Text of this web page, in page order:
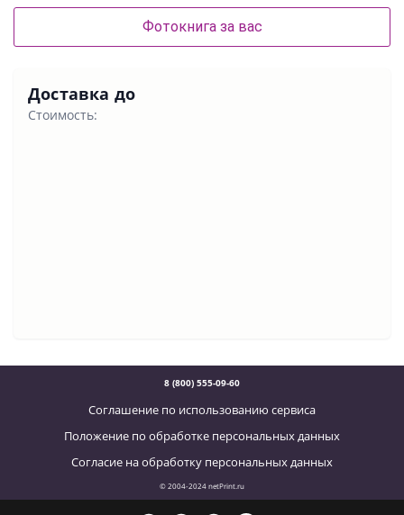
Фотокнига за вас
Доставка до
Стоимость:
8 (800) 555-09-60
Соглашение по использованию сервиса
Положение по обработке персональных данных
Согласие на обработку персональных данных
© 2004-2024 netPrint.ru